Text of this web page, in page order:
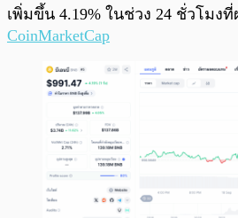
เพิ่มขึ้น 4.19% ในช่วง 24 ชั่วโม
CoinMarketCap